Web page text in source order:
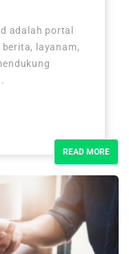
adalah portal
layanam,
READ MORE